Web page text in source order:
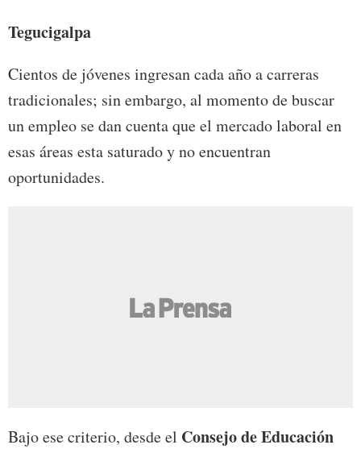
Tegucigalpa
Cientos de jóvenes ingresan cada año a carreras
tradicionales; sin embargo, al momento de buscar
un empleo se dan cuenta que el mercado laboral en
esas áreas esta saturado y no encuentran
oportunidades.
Bajo ese criterio, desde el Consejo de Educación